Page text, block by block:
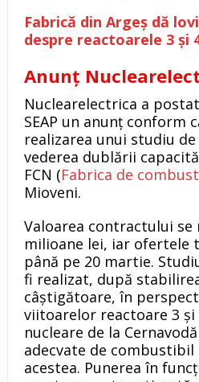
Fabrică din Argeș dă
despre reactoarele 3 și
Anunț
Nuclearelectrica a
SEAP un anunț conform
realizarea unui studiu
vederea dublării
FCN (Fabrica de
Mioveni.
Valoarea contractului se
milioane lei, iar ofertele
până pe 20 martie.
fi realizat, după
câștigătoare, în
viitoarelor reactoare 3 și
nucleare de la
adecvate de
acestea. Punerea în